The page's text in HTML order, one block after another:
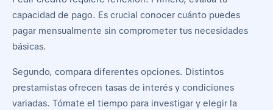
capacidad de pago. Es crucial conocer cuánto puedes
pagar mensualmente sin comprometer tus necesidades
básicas.
Segundo, compara diferentes opciones. Distintos
prestamistas ofrecen tasas de interés y condiciones
variadas. Tómate el tiempo para investigar y elegir la